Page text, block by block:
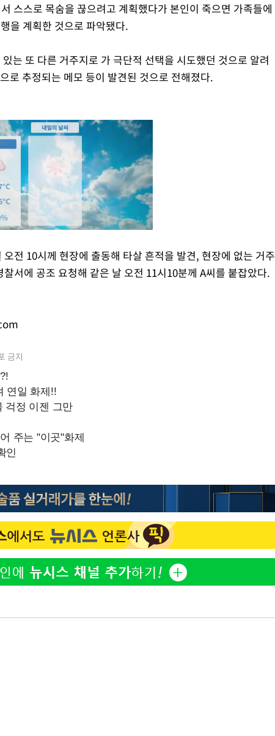
스스로 목숨을 끊으려고 계획했다가 본인이 죽으면 가족들에
을 계획한 것으로 파악됐다.
는 또 다른 거주지로 가 극단적 선택을 시도했던 것으로 알려
로 추정되는 메모 등이 발견된 것으로 전해졌다.
Mute
전 10시께 현장에 출동해 타살 흔적을 발견, 현장에 없는 거주
서에 공조 요청해 같은 날 오전 11시10분께 A씨를 붙잡았다.
금지